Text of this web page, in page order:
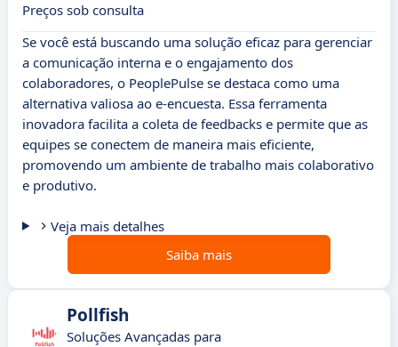
Preços sob consulta
Se você está buscando uma solução eficaz para gerenciar
a comunicação interna e o engajamento dos
colaboradores, o PeoplePulse se destaca como uma
alternativa valiosa ao e-encuesta. Essa ferramenta
inovadora facilita a coleta de feedbacks e permite que as
equipes se conectem de maneira mais eficiente,
promovendo um ambiente de trabalho mais colaborativo
e produtivo.
Veja mais detalhes
Saiba mais
Pollfish
Soluções Avançadas para